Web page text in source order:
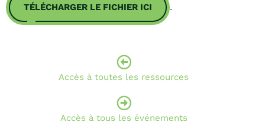
TÉLÉCHARGER LE FICHIER ICI .
Accès à toutes les ressources
Accès à tous les événements